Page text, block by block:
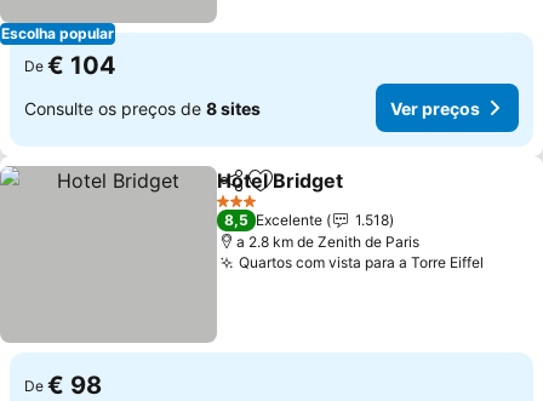
Escolha popular
De € 104
Consulte os preços de 8 sites Ver preços
PartilharAdicionar aos favoritos
Hotel Bridget
3 Estrelas
8,5 Excelente
1.518
a 2.8 km de Zenith de Paris
Quartos com vista para a Torre Eiffel
De € 98